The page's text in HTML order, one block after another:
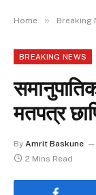
Home » Breaking
BREAKING NEWS
मतपत्र
By Amrit Baskune
2 Mins Read